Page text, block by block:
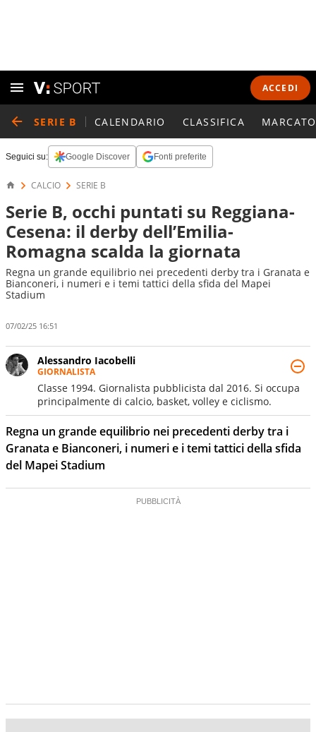
ACCEDI
SERIE B CALENDARIO CLASSIFICA
Seguici su: Google Discover Fonti preferite
CALCIO SERIE B
Serie B, occhi puntati su Reggiana-
Cesena: il derby dell’Emilia-
Romagna scalda la giornata
Regna un grande equilibrio nei precedenti derby tra i Granata e
Bianconeri, i numeri e i temi tattici della sfida del Mapei
Stadium
07/02/25 16:51
Alessandro Iacobelli
GIORNALISTA
Classe 1994. Giornalista pubblicista dal 2016. Si occupa
principalmente di calcio, basket, volley e ciclismo.
Regna un grande equilibrio nei precedenti derby tra i
Granata e Bianconeri, i numeri e i temi tattici della sfida
del Mapei Stadium